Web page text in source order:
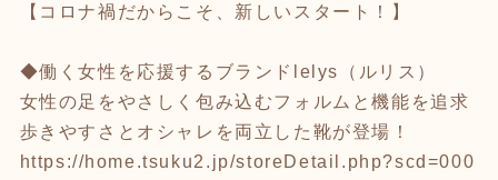
【コロナ禍だからこそ、新しいスタート！】
◆働く女性を応援するブランドlelys（ルリス）
女性の足をやさしく包み込むフォルムと機能を追求
歩きやすさとオシャレを両立した靴が登場！
https://home.tsuku2.jp/storeDetail.php?scd=000